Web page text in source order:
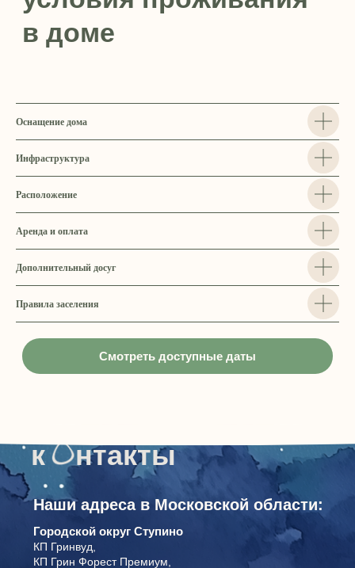
Оснащение дома
Инфраструктура
Расположение
Аренда и оплата
Дополнительный досуг
Правила заселения